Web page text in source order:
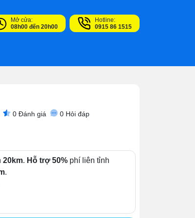
Mở cửa:
08h00 đến 20h00
Hotline:
0915 86 1515
0 Đánh giá 0 Hỏi đáp
20km. Hỗ trợ 50% phí liên tỉnh
.